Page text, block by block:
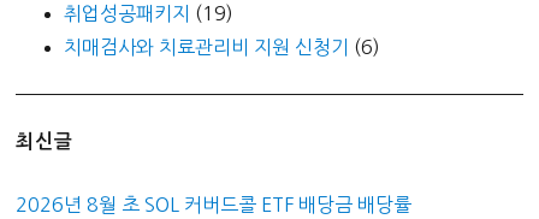
취업성공패키지
(19)
치매검사와 치료관리비 지원 신청기
(6)
최신글
2026년 8월 초 SOL 커버드콜 ETF 배당금 배당률